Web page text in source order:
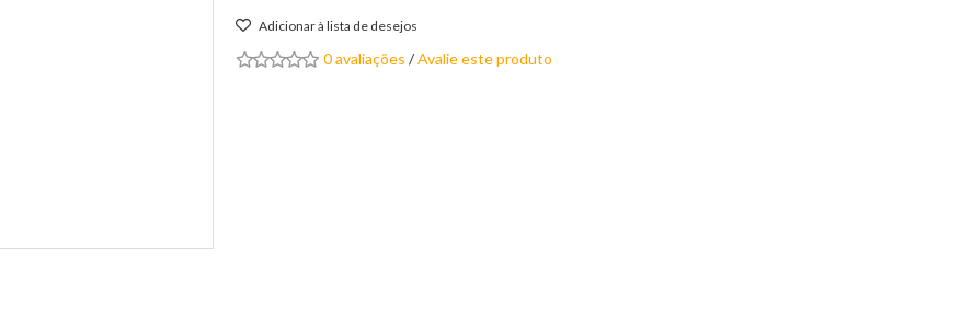
Adicionar à lista de desejos
0 avaliações /Avalie este produto